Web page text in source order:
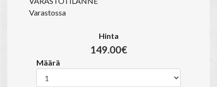
Varastossa
Hinta
149.00€
Määrä